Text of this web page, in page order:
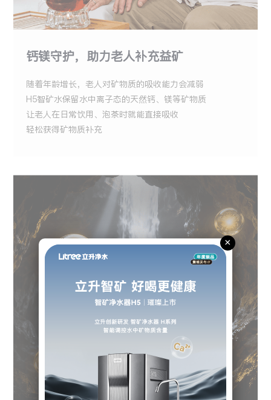
钙镁守护，助力老人补充益矿
随着年龄增长，老人对矿物质的吸收能力会减弱
H5智矿水保留水中离子态的天然钙、镁等矿物质
让老人在日常饮用、泡茶时就能直接吸收
轻松获得矿物质补充
×